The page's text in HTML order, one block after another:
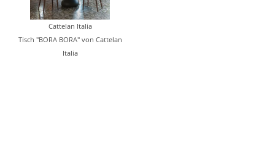
Cattelan Italia
Tisch "BORA BORA" von Cattelan
Italia